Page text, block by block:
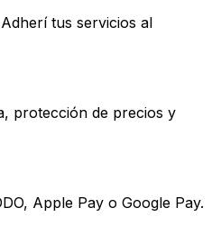
tus servicios al
protección de precios y
Apple Pay o Google Pay.